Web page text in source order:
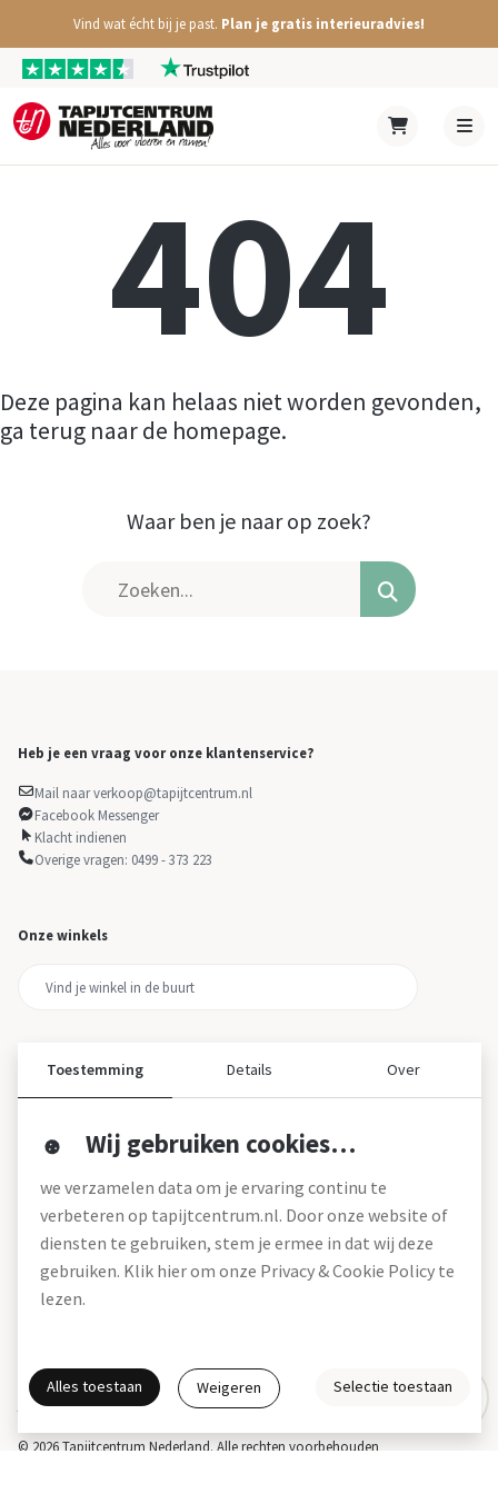
Vind wat écht bij je past. Plan je gratis interieuradvies!
404
Deze pagina kan helaas niet worden gevonden,
ga terug naar de homepage.
Waar ben je naar op zoek?
Heb je een vraag voor onze klantenservice?
Mail naar verkoop@tapijtcentrum.nl
Facebook Messenger
Klacht indienen
Overige vragen: 0499 - 373 223
Onze winkels
Over tapijtcentrum
Werken bij
Montageservice
Blog
© 2026 Tapijtcentrum Nederland. Alle rechten voorbehouden
Actie- en betalingsvoorwaarden * Disclaimer
Gratis interieuradvies
Toestemming Details Over
Wij gebruiken cookies…
we verzamelen data om je ervaring continu te
verbeteren op tapijtcentrum.nl. Door onze website of
diensten te gebruiken, stem je ermee in dat wij deze
gebruiken. Klik hier om onze Privacy & Cookie Policy te
lezen.
Alles toestaan Weigeren Selectie toestaan